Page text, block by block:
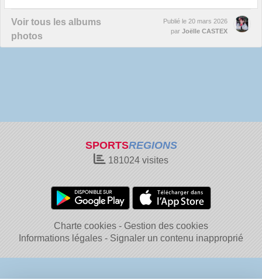
Voir tous les albums
photos
Publié le 20 mars 2026
par Joëlle CASTEX
SPORTSREGIONS
181024 visites
Charte cookies
Gestion des cookies
Informations légales
Signaler un contenu inapproprié